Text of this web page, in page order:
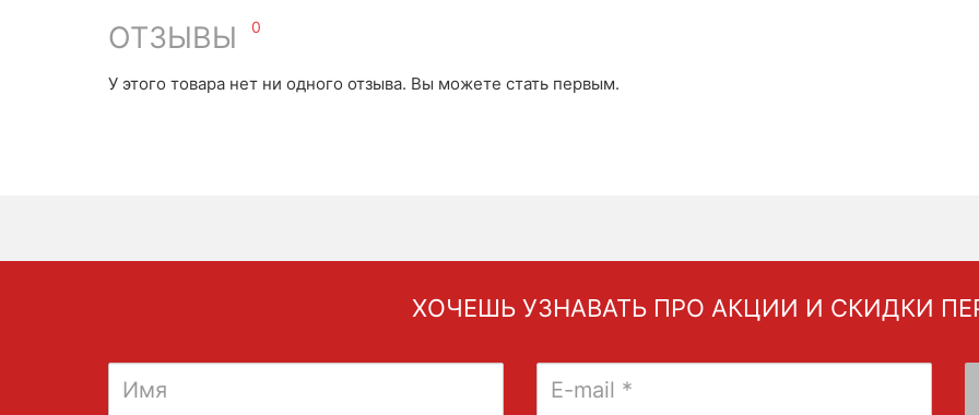
ОТЗЫВЫ 0
У этого товара нет ни одного отзыва. Вы можете стать первым.
ХОЧЕШЬ УЗНАВАТЬ ПРО АКЦИИ И СКИДКИ